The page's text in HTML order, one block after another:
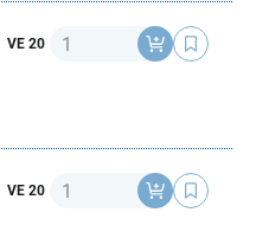
VE 20 Anzahl
VE 20 Anzahl